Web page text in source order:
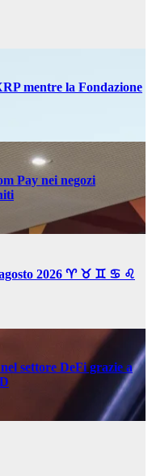
mentre la Fondazione
Pay nei negozi
2026 ♈ ♉ ♊ ♋ ♌
settore DeFi grazie a